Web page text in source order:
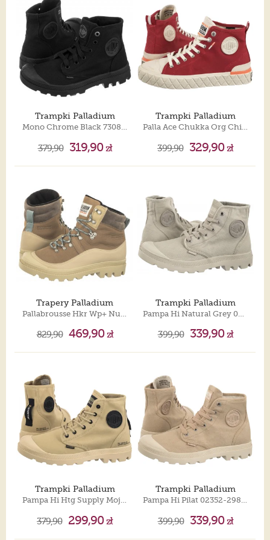
Trampki Palladium
Mono Chrome Black 73089-001-M
379,90 319,90zł
Trampki Palladium
Palla Ace Chukka Org Chilli Pepper 79142-656-M
399,90 329,90zł
Trapery Palladium
829,90 469,90zł
Trampki Palladium
Pampa Hi Natural Grey 02352-096-M
399,90 339,90zł
Trampki Palladium
Pampa Hi Htg Supply Mojave Desert 77356-218-M
379,90 299,90zł
Trampki Palladium
Pampa Hi Pilat 02352-298-M
399,90 339,90zł